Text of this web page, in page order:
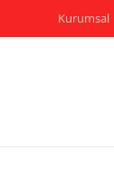
Kurumsal